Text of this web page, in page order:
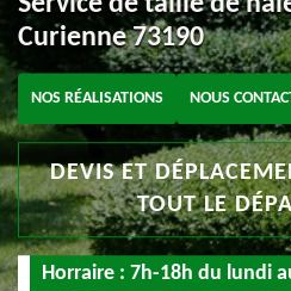
Curienne 73190
NOS RÉALISATIONS NOUS
DEVIS ET
TOUT LE
Horraire : 7h-18h du lundi